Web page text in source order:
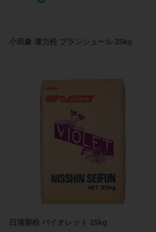
小田象 薄力粉 ブランシュール 25kg
日清製粉 バイオレット 25kg